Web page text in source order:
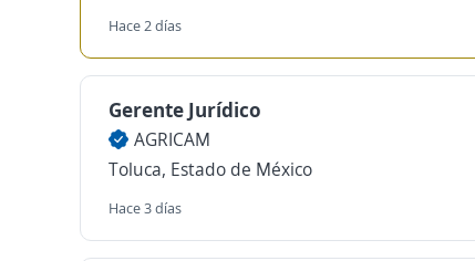
Hace 2 días
Gerente Jurídico
AGRICAM
Toluca, Estado de México
Hace 3 días